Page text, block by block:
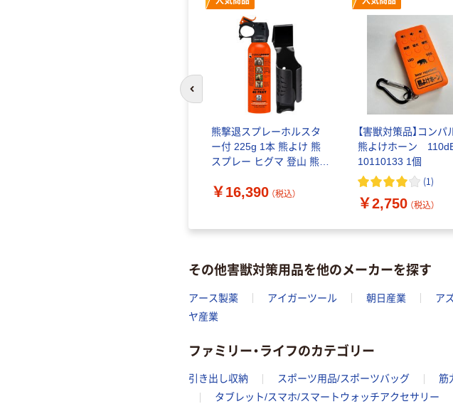
熊撃退スプレーホルスタ
ー付 225g 1本 熊よけ 熊
スプレー ヒグマ 登山 熊対
種対応 SOG UDAP（直送
￥16,390 （税込）
【害獣対策品】コン
熊よけホーン
10110133 1個
(1)
￥2,750 （税込）
前のスライドへ
その他害獣対策用品を他のメーカーを探す
アース製薬 アイガーツール 朝日産業 ア
ヤ産業
ファミリー・ライフのカテゴリー
引き出し収納 スポーツ用品/スポーツバッグ 筋
タブレット/スマホ/スマートウォッチアクセサリー